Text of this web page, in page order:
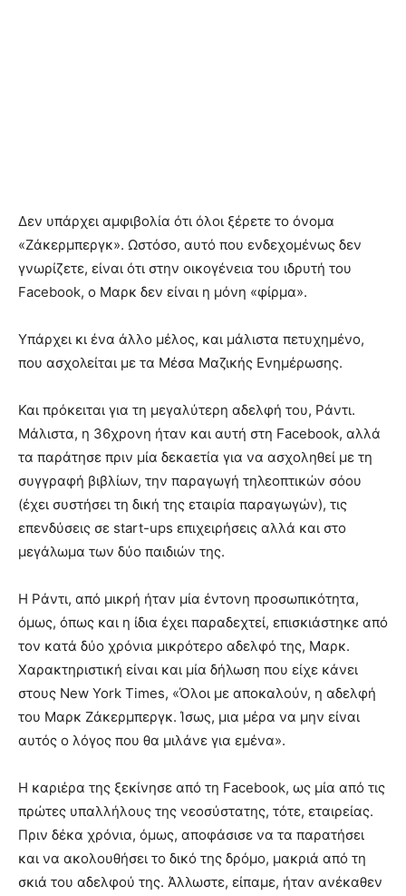
Δεν υπάρχει αμφιβολία ότι όλοι ξέρετε το όνομα
«Ζάκερμπεργκ». Ωστόσο, αυτό που ενδεχομένως δεν
γνωρίζετε, είναι ότι στην οικογένεια του ιδρυτή του
Facebook, ο Μαρκ δεν είναι η μόνη «φίρμα».
Υπάρχει κι ένα άλλο μέλος, και μάλιστα πετυχημένο,
που ασχολείται με τα Μέσα Μαζικής Ενημέρωσης.
Και πρόκειται για τη μεγαλύτερη αδελφή του, Ράντι.
Μάλιστα, η 36χρονη ήταν και αυτή στη Facebook, αλλά
τα παράτησε πριν μία δεκαετία για να ασχοληθεί με τη
συγγραφή βιβλίων, την παραγωγή τηλεοπτικών σόου
(έχει συστήσει τη δική της εταιρία παραγωγών), τις
επενδύσεις σε start-ups επιχειρήσεις αλλά και στο
μεγάλωμα των δύο παιδιών της.
Η Ράντι, από μικρή ήταν μία έντονη προσωπικότητα,
όμως, όπως και η ίδια έχει παραδεχτεί, επισκιάστηκε από
τον κατά δύο χρόνια μικρότερο αδελφό της, Μαρκ.
Χαρακτηριστική είναι και μία δήλωση που είχε κάνει
στους New York Times, «Όλοι με αποκαλούν, η αδελφή
του Μαρκ Ζάκερμπεργκ. Ίσως, μια μέρα να μην είναι
αυτός ο λόγος που θα μιλάνε για εμένα».
Η καριέρα της ξεκίνησε από τη Facebook, ως μία από τις
πρώτες υπαλλήλους της νεοσύστατης, τότε, εταιρείας.
Πριν δέκα χρόνια, όμως, αποφάσισε να τα παρατήσει
και να ακολουθήσει το δικό της δρόμο, μακριά από τη
σκιά του αδελφού της. Άλλωστε, είπαμε, ήταν ανέκαθεν